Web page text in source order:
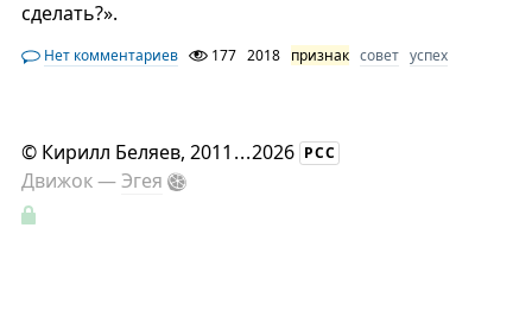
сделать?».
Нет комментариев 177 2018 признак совет успех
© Кирилл Беляев, 2011 ...2026 РСС
Движок —Эгея